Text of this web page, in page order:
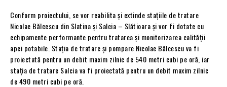
Conform proiectului, se vor reabilita și extinde stațiile de tratare
Nicolae Bălcescu din Slatina și Salcia – Slătioara și vor fi dotate cu
echipamente performante pentru tratarea și monitorizarea calității
apei potabile. Stația de tratare și pompare Nicolae Bălcescu va fi
proiectată pentru un debit maxim zilnic de 540 metri cubi pe oră, iar
stația de tratare Salcia va fi proiectată pentru un debit maxim zilnic
de 490 metri cubi pe oră.